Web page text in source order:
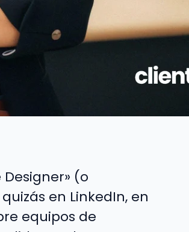
(o
en LinkedIn, en
equipos de